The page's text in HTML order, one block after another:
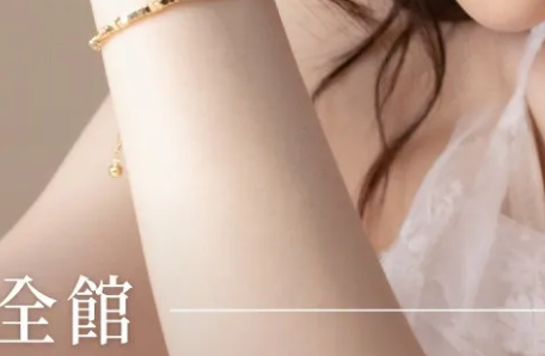
簡約珍珠耳環
NT$280